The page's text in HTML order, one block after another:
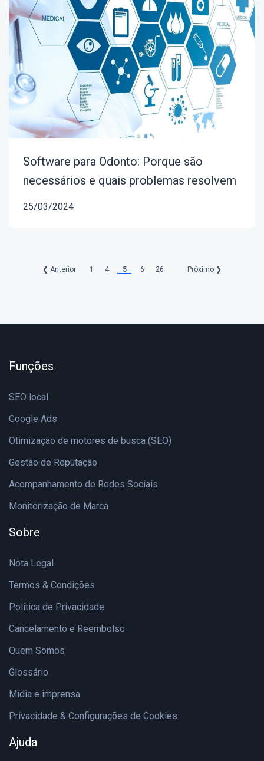
Software para Odonto: Porque são
necessários e quais problemas resolvem
25/03/2024
❮ Anterior 1 4 5 6 26 Próximo ❯
Funções
SEO local
Google Ads
Otimização de motores de busca (SEO)
Gestão de Reputação
Acompanhamento de Redes Sociais
Monitorização de Marca
Sobre
Nota Legal
Termos & Condições
Política de Privacidade
Cancelamento e Reembolso
Quem Somos
Glossário
Mídia e imprensa
Privacidade & Configurações de Cookies
Ajuda